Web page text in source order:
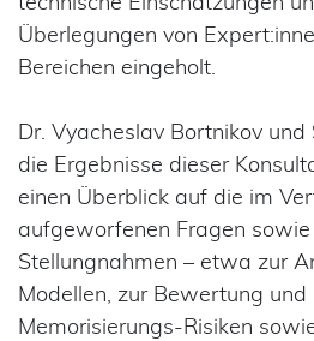
Überlegungen von
Bereichen eingeholt.
Dr. Vyacheslav Bortnikov
die Ergebnisse dieser
einen Überblick auf die im
aufgeworfenen Fragen
Stellungnahmen – etwa zur
Modellen, zur Bewertung und
Memorisierungs-Risiken